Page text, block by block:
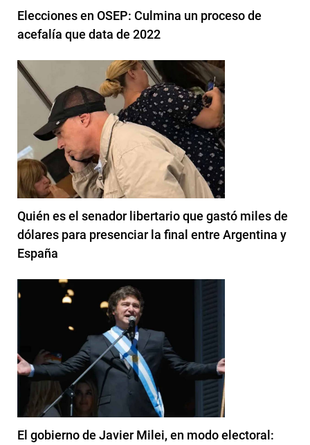
Elecciones en OSEP: Culmina un proceso de
acefalía que data de 2022
Quién es el senador libertario que gastó miles de
dólares para presenciar la final entre Argentina y
España
El gobierno de Javier Milei, en modo electoral: